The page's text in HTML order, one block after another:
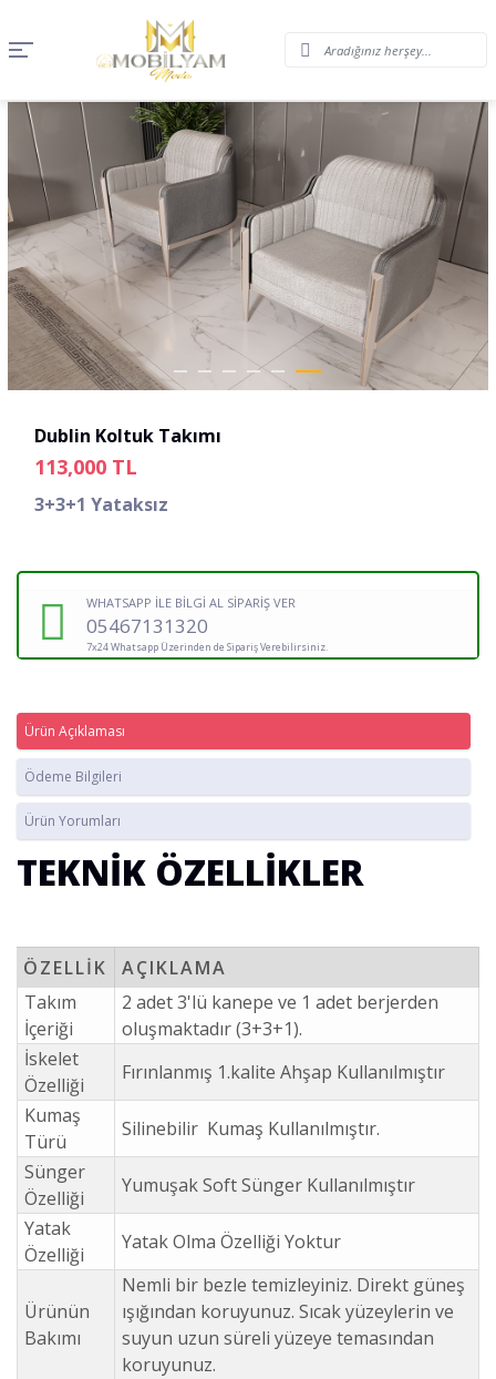
Dublin Koltuk Takımı
113,000 TL
3+3+1 Yataksız
WHATSAPP İLE BİLGİ AL SİPARİŞ VER
05467131320
7x24 Whatsapp Üzerinden de Sipariş Verebilirsiniz.
Ürün Açıklaması
Ödeme Bilgileri
Ürün Yorumları
TEKNİK ÖZELLİKLER
ÖZELLİK
AÇIKLAMA
Takım
İçeriği
2 adet 3'lü kanepe ve 1 adet berjerden
oluşmaktadır (3+3+1).
İskelet
Özelliği
Fırınlanmış 1.kalite Ahşap Kullanılmıştır
Kumaş
Türü
Silinebilir Kumaş Kullanılmıştır.
Sünger
Özelliği
Yumuşak Soft Sünger Kullanılmıştır
Yatak
Özelliği
Yatak Olma Özelliği Yoktur
Ürünün
Bakımı
Nemli bir bezle temizleyiniz. Direkt güneş
ışığından koruyunuz. Sıcak yüzeylerin ve
suyun uzun süreli yüzeye temasından
koruyunuz.